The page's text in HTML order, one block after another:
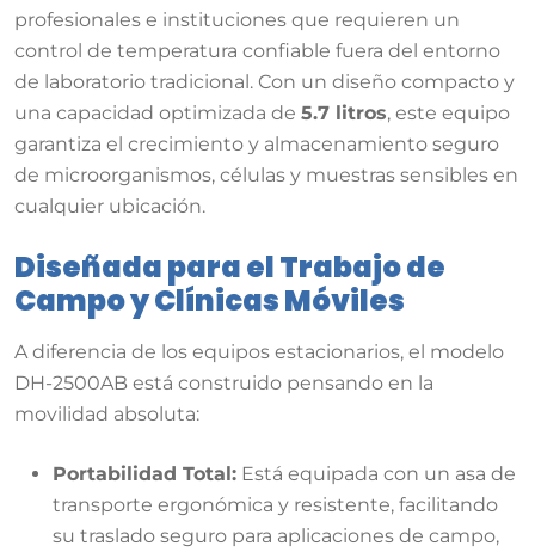
profesionales e instituciones que requieren un
control de temperatura confiable fuera del entorno
de laboratorio tradicional. Con un diseño compacto y
una capacidad optimizada de 5.7 litros, este equipo
garantiza el crecimiento y almacenamiento seguro
de microorganismos, células y muestras sensibles en
cualquier ubicación.
Diseñada para el Trabajo de
Campo y Clínicas Móviles
A diferencia de los equipos estacionarios, el modelo
DH-2500AB está construido pensando en la
movilidad absoluta:
Portabilidad Total: Está equipada con un asa de
transporte ergonómica y resistente, facilitando
su traslado seguro para aplicaciones de campo,